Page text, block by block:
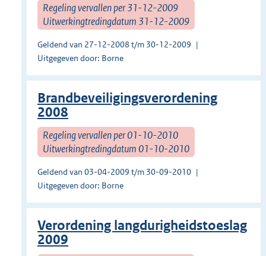
Regeling vervallen per 31-12-2009
Uitwerkingtredingdatum 31-12-2009
Geldend van 27-12-2008 t/m 30-12-2009
Uitgegeven door: Borne
Brandbeveiligingsverordening
2008
Regeling vervallen per 01-10-2010
Uitwerkingtredingdatum 01-10-2010
Geldend van 03-04-2009 t/m 30-09-2010
Uitgegeven door: Borne
Verordening langdurigheidstoeslag
2009